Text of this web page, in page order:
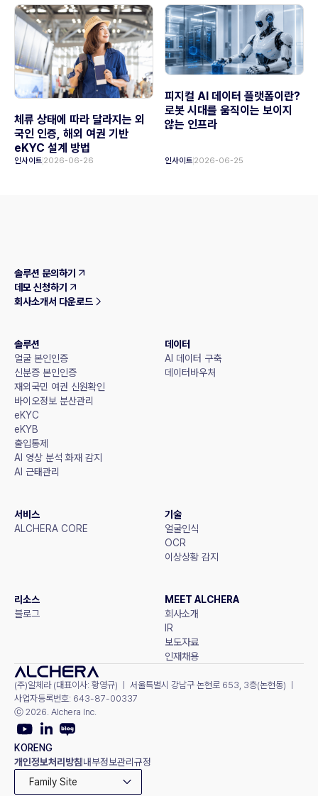
체류 상태에 따라 달라지는 외
국인 인증, 해외 여권 기반
eKYC 설계 방법
인사이트 2026-06-26
피지컬 AI 데이터 플랫폼이란?
로봇 시대를 움직이는 보이지
않는 인프라
인사이트 2026-06-25
솔루션 문의하기
데모 신청하기
회사소개서 다운로드
솔루션
얼굴 본인인증
신분증 본인인증
재외국민 여권 신원확인
바이오정보 분산관리
eKYC
eKYB
출입통제
AI 영상 분석 화재 감지
AI 근태관리
데이터
AI 데이터 구축
데이터바우처
서비스
ALCHERA CORE
기술
얼굴인식
OCR
이상상황 감지
리소스
블로그
MEET ALCHERA
회사소개
IR
보도자료
인재채용
(주)알체라 (대표이사: 황영규) ㅣ 서울특별시 강남구 논현로 653, 3층(논현동) ㅣ
사업자등록번호: 643-87-00337
ⓒ 2026. Alchera Inc.
KORENG
개인정보처리방침내부정보관리규정
Family Site